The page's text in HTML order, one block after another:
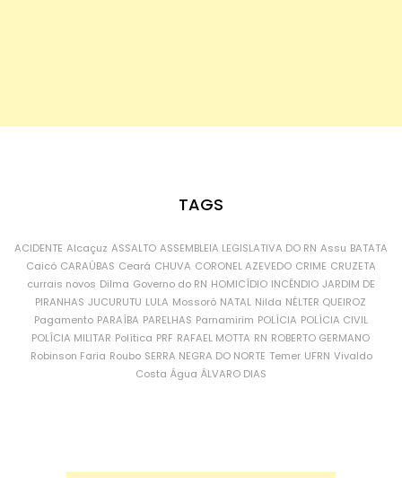
TAGS
ACIDENTE Alcaçuz ASSALTO ASSEMBLEIA LEGISLATIVA DO RN Assu BATATA
Caicó CARAÚBAS Ceará CHUVA CORONEL AZEVEDO CRIME CRUZETA
currais novos Dilma Governo do RN HOMICÍDIO INCÊNDIO JARDIM DE
PIRANHAS JUCURUTU LULA Mossoró NATAL Nilda NÉLTER QUEIROZ
Pagamento PARAÍBA PARELHAS Parnamirim POLÍCIA POLÍCIA CIVIL
POLÍCIA MILITAR Política PRF RAFAEL MOTTA RN ROBERTO GERMANO
Robinson Faria Roubo SERRA NEGRA DO NORTE Temer UFRN Vivaldo
Costa Água ÁLVARO DIAS